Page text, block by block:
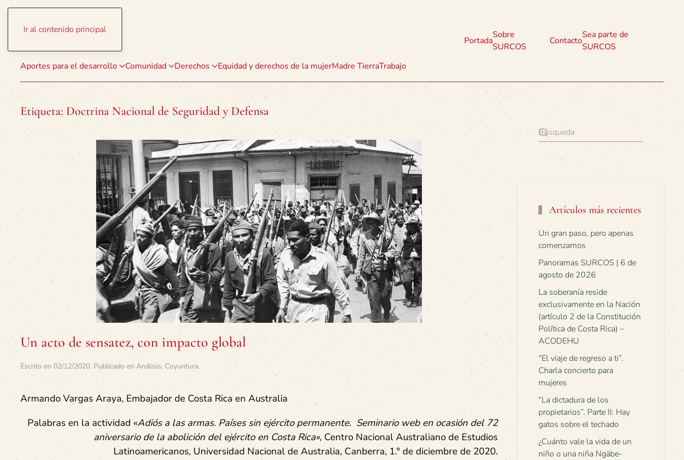
Ir al contenido principal
Aportes para el desarrollo Comunidad Derechos Equidad y derechos de la mujerMadre TierraTrabajo
Portada
Sobre
SURCOS
Contacto
Sea parte de
SURCOS
Etiqueta: Doctrina Nacional de Seguridad y Defensa
Un acto de sensatez, con impacto global
Escrito en 02/12/2020. Publicado en Análisis, Coyuntura.
Armando Vargas Araya, Embajador de Costa Rica en Australia
Palabras en la actividad «Adiós a las armas. Países sin ejército permanente. Seminario web en ocasión del 72
aniversario de la abolición del ejército en Costa Rica», Centro Nacional Australiano de Estudios
Latinoamericanos, Universidad Nacional de Australia, Canberra, 1.° de diciembre de 2020.
Artículos más recientes
Un gran paso, pero apenas
comenzamos
Panoramas SURCOS | 6 de
agosto de 2026
La soberanía reside
exclusivamente en la Nación
(artículo 2 de la Constitución
Política de Costa Rica) –
ACODEHU
“El viaje de regreso a ti”.
Charla concierto para
mujeres
“La dictadura de los
propietarios”. Parte II: Hay
gatos sobre el techado
¿Cuánto vale la vida de un
niño o una niña Ngäbe-